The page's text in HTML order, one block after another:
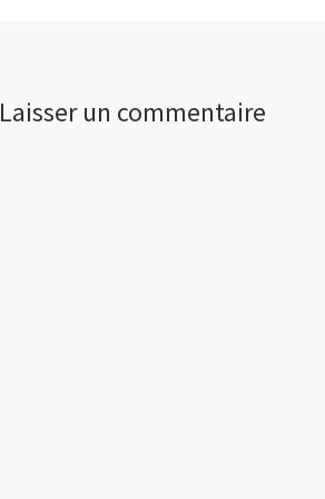
Laisser un commentaire